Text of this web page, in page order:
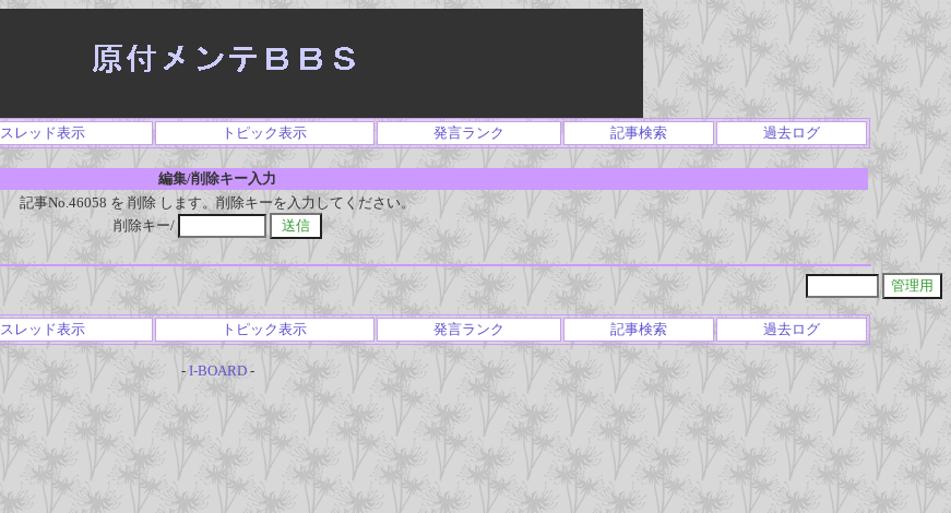
スレッド表示 トピック表示 発言ランク 記事検索 過去ログ
編集/削除キー入力
記事No.46058 を 削除 します。削除キーを入力してください。
削除キー/
スレッド表示 トピック表示 発言ランク 記事検索 過去ログ
- I-BOARD-